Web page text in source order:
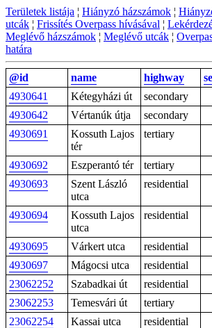
Területek listája ¦ Hiányzó házszámok ¦
utcák ¦ Frissítés Overpass hívásával ¦
Meglévő házszámok ¦ Meglévő utcák ¦
határa
@id name highway
4930641
Kétegyházi út secondary
4930642
Vértanúk útja secondary
4930691
Kossuth Lajos
tér
tertiary
4930692 Eszperantó tér tertiary
4930693
Szent László
utca
residential
4930694
Kossuth Lajos
utca
residential
4930695 Várkert utca
residential
4930697
Mágocsi utca residential
23062252
Szabadkai út
residential
23062253
Temesvári út tertiary
23062254
Kassai utca
residential